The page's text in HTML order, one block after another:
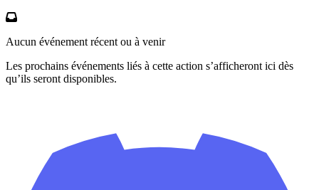
Aucun événement récent ou à venir
Les prochains événements liés à cette action s’afficheront ici dès
qu’ils seront disponibles.